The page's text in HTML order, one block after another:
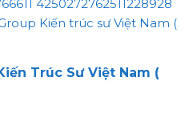
Trúc Sư Việt Nam (